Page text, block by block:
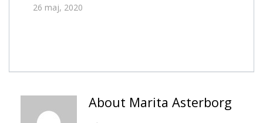
26 maj, 2020
About Marita Asterborg